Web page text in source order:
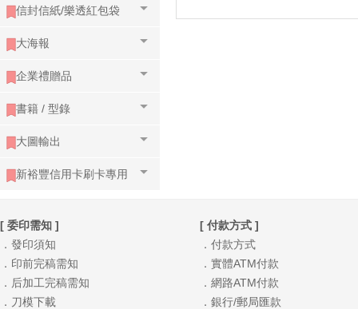
信封信紙/樂透紅包袋
大海報
企業禮贈品
書籍 / 型錄
大圖輸出
新裕豐信用卡刷卡專用
[ 委印需知 ]
．發印須知
．印前完稿需知
．后加工完稿需知
．刀模下載
[ 付款方式 ]
．付款方式
．實體ATM付款
．網路ATM付款
．銀行/郵局匯款